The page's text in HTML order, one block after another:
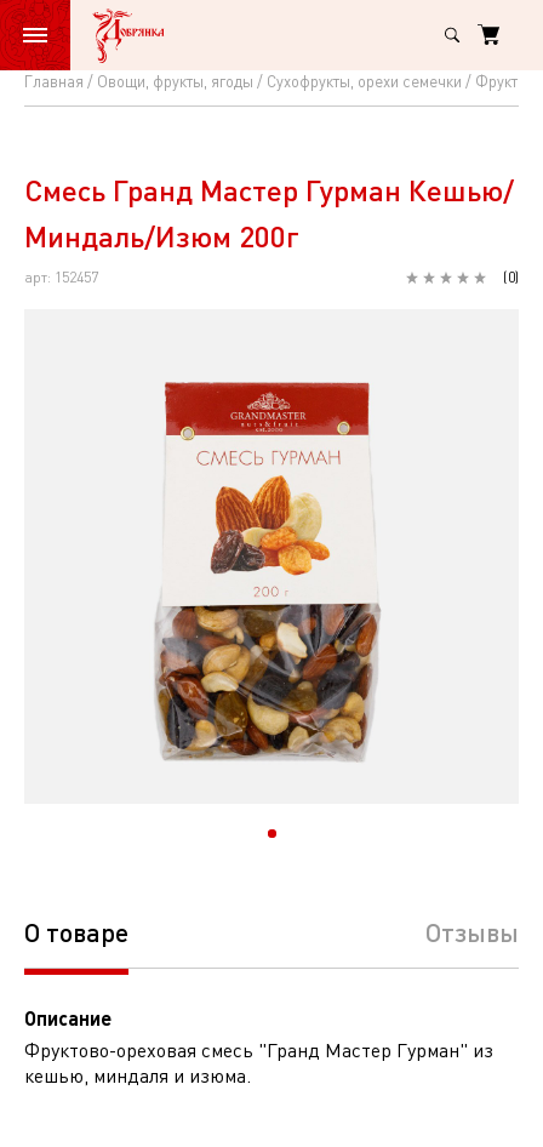
Главная Овощи, фрукты, ягоды Сухофрукты, орехи семечки
Смесь
Мастер
Гурман
Кешью/
Смесь Гранд Мастер Гурман Кешью/
Миндаль/Изюм 200г
арт: 152457 (0)
О товаре Отзывы
Описание
Фруктово-ореховая смесь "Гранд Мастер Гурман" из
кешью, миндаля и изюма.